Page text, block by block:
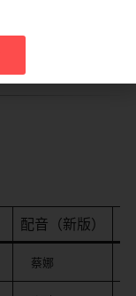
配音（新版）
蔡娜